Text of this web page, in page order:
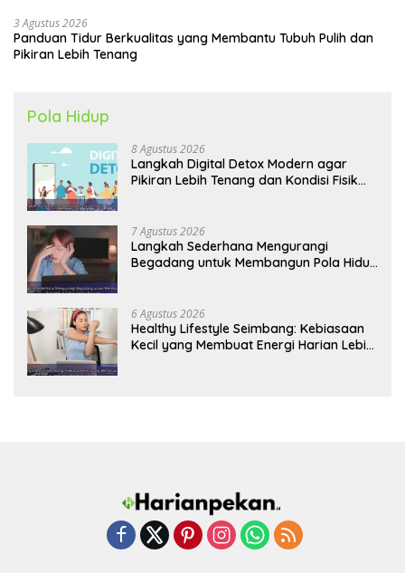
3 Agustus 2026
Panduan Tidur Berkualitas yang Membantu Tubuh Pulih dan
Pikiran Lebih Tenang
Pola Hidup
8 Agustus 2026
Langkah Digital Detox Modern agar
Pikiran Lebih Tenang dan Kondisi Fisik
7 Agustus 2026
Langkah Sederhana Mengurangi
Begadang untuk Membangun Pola Hidup
6 Agustus 2026
Healthy Lifestyle Seimbang: Kebiasaan
Kecil yang Membuat Energi Harian Lebih